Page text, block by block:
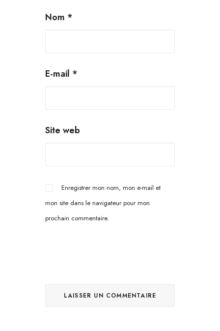
Nom *
E-mail *
Site web
Enregistrer mon nom, mon e-mail et
mon site dans le navigateur pour mon
prochain commentaire.